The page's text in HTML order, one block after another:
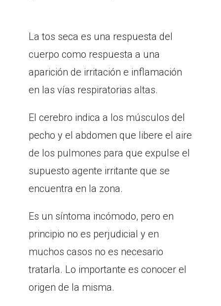
La tos seca es una respuesta del
cuerpo como respuesta a una
aparición de irritación e inflamación
en las vías respiratorias altas.
El cerebro indica a los músculos del
pecho y el abdomen que libere el aire
de los pulmones para que expulse el
supuesto agente irritante que se
encuentra en la zona.
Es un síntoma incómodo, pero en
principio no es perjudicial y en
muchos casos no es necesario
tratarla. Lo importante es conocer el
origen de la misma.